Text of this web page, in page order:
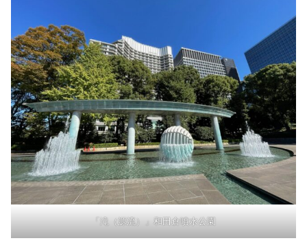
「滝（源流）」和田倉噴水公園